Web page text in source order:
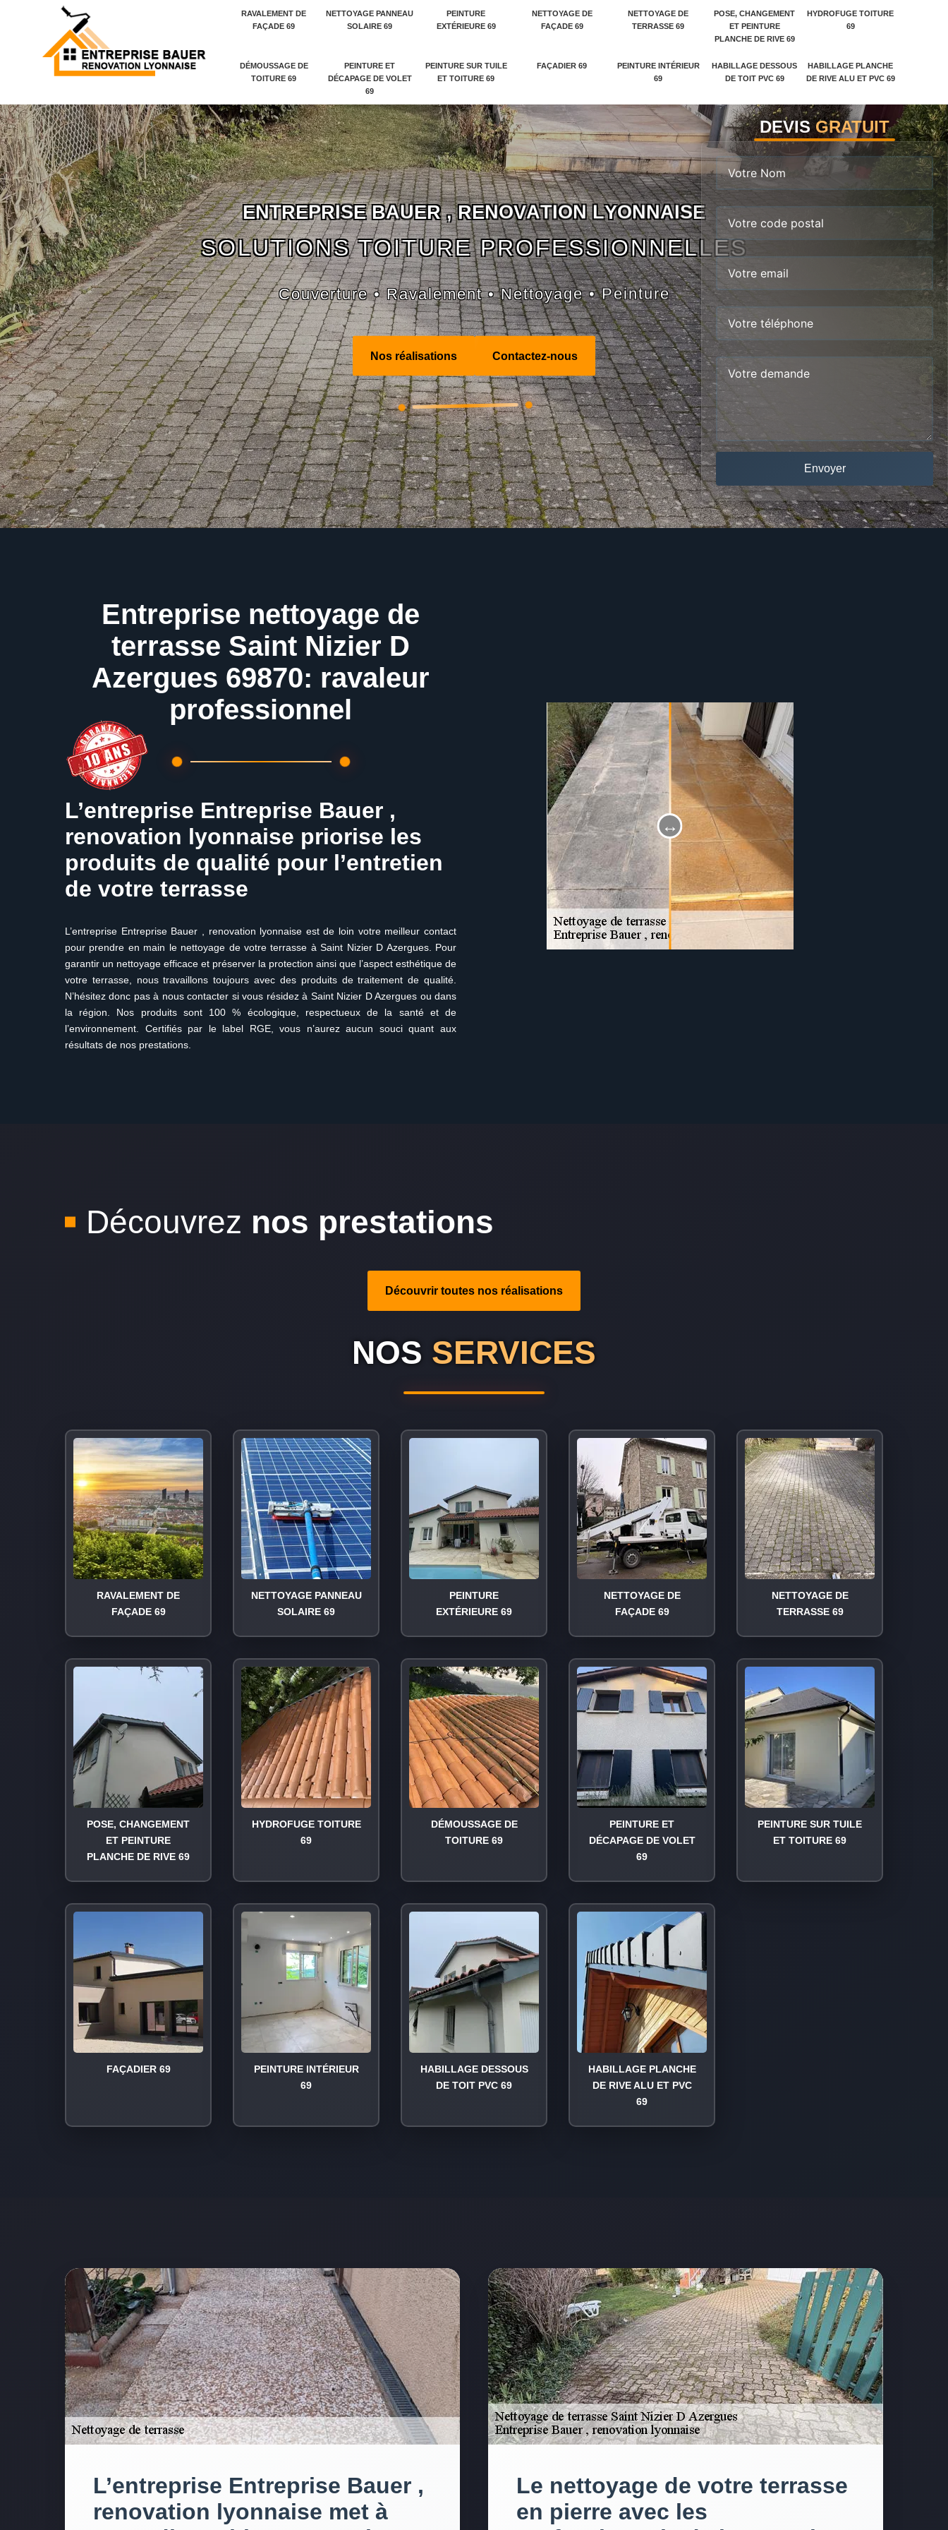
RAVALEMENT DE
FAÇADE 69
NETTOYAGE PANNEAU
SOLAIRE 69
PEINTURE
EXTÉRIEURE 69
NETTOYAGE DE
FAÇADE 69
NETTOYAGE DE
TERRASSE 69
POSE, CHANGEMENT
ET PEINTURE
PLANCHE DE RIVE 69
HYDROFUGE TOITURE
69
DÉMOUSSAGE DE
TOITURE 69
PEINTURE ET
DÉCAPAGE DE VOLET
69
PEINTURE SUR TUILE
ET TOITURE 69
FAÇADIER 69
PEINTURE INTÉRIEUR
69
HABILLAGE DESSOUS
DE TOIT PVC 69
HABILLAGE PLANCHE
DE RIVE ALU ET PVC 69
ENTREPRISE BAUER , RENOVATION LYONNAISE
SOLUTIONS TOITURE PROFESSIONNELLES
Couverture • Ravalement • Nettoyage • Peinture
Nos réalisations Contactez-nous
DEVISGRATUIT
Entreprise nettoyage de
terrasse Saint Nizier D
Azergues 69870: ravaleur
professionnel
L’entreprise Entreprise Bauer ,
renovation lyonnaise priorise les
produits de qualité pour l’entretien
de votre terrasse
L’entreprise Entreprise Bauer , renovation lyonnaise est de loin votre meilleur contact
pour prendre en main le nettoyage de votre terrasse à Saint Nizier D Azergues. Pour
garantir un nettoyage efficace et préserver la protection ainsi que l’aspect esthétique de
votre terrasse, nous travaillons toujours avec des produits de traitement de qualité.
N’hésitez donc pas à nous contacter si vous résidez à Saint Nizier D Azergues ou dans
la région. Nos produits sont 100 % écologique, respectueux de la santé et de
l’environnement. Certifiés par le label RGE, vous n’aurez aucun souci quant aux
résultats de nos prestations.
Découvrez nos prestations
Découvrir toutes nos réalisations
NOS SERVICES
RAVALEMENT DE
FAÇADE 69
NETTOYAGE PANNEAU
SOLAIRE 69
PEINTURE
EXTÉRIEURE 69
NETTOYAGE DE
FAÇADE 69
NETTOYAGE DE
TERRASSE 69
POSE, CHANGEMENT
ET PEINTURE
PLANCHE DE RIVE 69
HYDROFUGE TOITURE
69
DÉMOUSSAGE DE
TOITURE 69
PEINTURE ET
DÉCAPAGE DE VOLET
69
PEINTURE SUR TUILE
ET TOITURE 69
FAÇADIER 69
PEINTURE INTÉRIEUR
69
HABILLAGE DESSOUS
DE TOIT PVC 69
HABILLAGE PLANCHE
DE RIVE ALU ET PVC
69
L’entreprise Entreprise Bauer ,
renovation lyonnaise met à
Le nettoyage de votre terrasse
en pierre avec les